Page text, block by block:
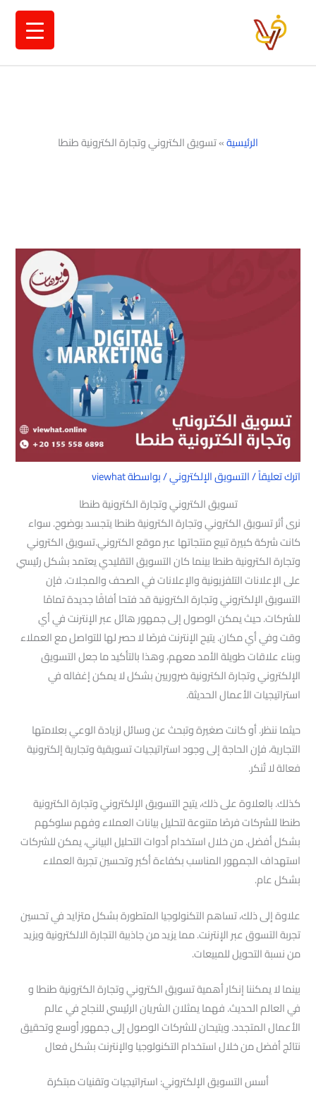
الرئيسية»تسويق الكتروني وتجارة الكترونية طنطا
اترك تعليقاً/التسويق الإلكتروني/ بواسطةviewhat
تسويق الكتروني وتجارة الكترونية طنطا
نرى أثر تسويق الكتروني وتجارة الكترونية طنطا يتجسد بوضوح. سواء
كانت شركة كبيرة تبيع منتجاتها عبر موقع الكتروني.تسويق الكتروني
وتجارة الكترونية طنطا بينما كان التسويق التقليدي يعتمد بشكل رئيسي
على الإعلانات التلفزيونية والإعلانات في الصحف والمجلات. فإن
التسويق الإلكتروني وتجارة الكترونية قد فتحا أفاقًا جديدة تمامًا
للشركات. حيث يمكن الوصول إلى جمهور هائل عبر الإنترنت في أي
وقت وفي أي مكان. يتيح الإنترنت فرصًا لا حصر لها للتواصل مع العملاء
وبناء علاقات طويلة الأمد معهم، وهذا بالتأكيد ما جعل التسويق
الإلكتروني وتجارة الكترونية ضروريين بشكل لا يمكن إغفاله في
استراتيجيات الأعمال الحديثة.
حيثما ننظر. أو كانت صغيرة وتبحث عن وسائل لزيادة الوعي بعلامتها
التجارية، فإن الحاجة إلى وجود استراتيجيات تسويقية وتجارية إلكترونية
فعالة لا تُنكر.
كذلك. بالعلاوة على ذلك، يتيح التسويق الإلكتروني وتجارة الكترونية
طنطا للشركات فرصًا متنوعة لتحليل بيانات العملاء وفهم سلوكهم
بشكل أفضل. من خلال استخدام أدوات التحليل البياني، يمكن للشركات
استهداف الجمهور المناسب بكفاءة أكبر وتحسين تجربة العملاء
بشكل عام.
علاوة إلى ذلك، تساهم التكنولوجيا المتطورة بشكل متزايد في تحسين
تجربة التسوق عبر الإنترنت. مما يزيد من جاذبية التجارة الالكترونية ويزيد
من نسبة التحويل للمبيعات.
بينما لا يمكننا إنكار أهمية تسويق الكتروني وتجارة الكترونية طنطا و
في العالم الحديث. فهما يمثلان الشريان الرئيسي للنجاح في عالم
الأعمال المتجدد. ويتيحان للشركات الوصول إلى جمهور أوسع وتحقيق
نتائج أفضل من خلال استخدام التكنولوجيا والإنترنت بشكل فعال
أسس التسويق الإلكتروني: استراتيجيات وتقنيات مبتكرة